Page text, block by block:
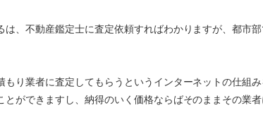
は、不動産鑑定士に査定依頼すればわかりますが、都市
もり業者に査定してもらうというインターネットの仕組
ができますし、納得のいく価格ならばそのままその業